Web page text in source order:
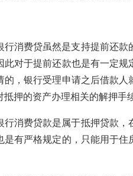
行消费贷虽然是支持提前还
此对于提前还款也是有一定
的，银行受理申请之后借款
押的资产办理相关的解押手
行消费贷款是属于抵押贷款
是有严格规定的，只能用于